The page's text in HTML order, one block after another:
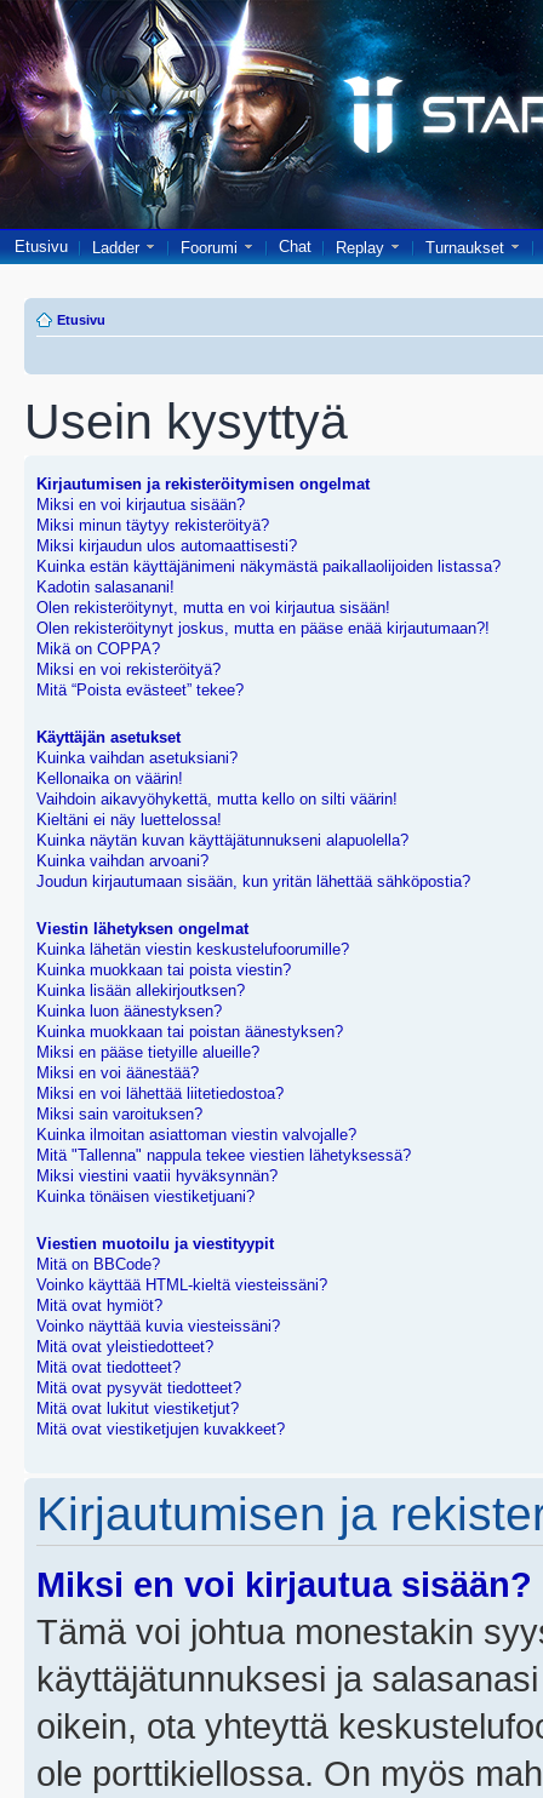
Etusivu Ladder Foorumi Chat Replay Turnaukset
Etusivu
Usein kysyttyä
Kirjautumisen ja rekisteröitymisen ongelmat
Miksi en voi kirjautua sisään?
Miksi minun täytyy rekisteröityä?
Miksi kirjaudun ulos automaattisesti?
Kuinka estän käyttäjänimeni näkymästä paikallaolijoiden listassa?
Kadotin salasanani!
Olen rekisteröitynyt, mutta en voi kirjautua sisään!
Olen rekisteröitynyt joskus, mutta en pääse enää kirjautumaan?!
Mikä on COPPA?
Miksi en voi rekisteröityä?
Mitä “Poista evästeet” tekee?
Käyttäjän asetukset
Kuinka vaihdan asetuksiani?
Kellonaika on väärin!
Vaihdoin aikavyöhykettä, mutta kello on silti väärin!
Kieltäni ei näy luettelossa!
Kuinka näytän kuvan käyttäjätunnukseni alapuolella?
Kuinka vaihdan arvoani?
Joudun kirjautumaan sisään, kun yritän lähettää sähköpostia?
Viestin lähetyksen ongelmat
Kuinka lähetän viestin keskustelufoorumille?
Kuinka muokkaan tai poista viestin?
Kuinka lisään allekirjoutksen?
Kuinka luon äänestyksen?
Kuinka muokkaan tai poistan äänestyksen?
Miksi en pääse tietyille alueille?
Miksi en voi äänestää?
Miksi en voi lähettää liitetiedostoa?
Miksi sain varoituksen?
Kuinka ilmoitan asiattoman viestin valvojalle?
Mitä "Tallenna" nappula tekee viestien lähetyksessä?
Miksi viestini vaatii hyväksynnän?
Kuinka tönäisen viestiketjuani?
Viestien muotoilu ja viestityypit
Mitä on BBCode?
Voinko käyttää HTML-kieltä viesteissäni?
Mitä ovat hymiöt?
Voinko näyttää kuvia viesteissäni?
Mitä ovat yleistiedotteet?
Mitä ovat tiedotteet?
Mitä ovat pysyvät tiedotteet?
Mitä ovat lukitut viestiketjut?
Mitä ovat viestiketjujen kuvakkeet?
Kirjautumisen ja
Miksi en voi kirjautua sisään?
Tämä voi johtua monestakin
käyttäjätunnuksesi ja
oikein, ota yhteyttä
ole porttikiellossa. On myös